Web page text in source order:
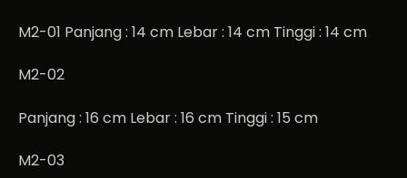
M2-01 Panjang : 14 cm Lebar : 14 cm Tinggi : 14 cm
M2-02
Panjang : 16 cm Lebar : 16 cm Tinggi : 15 cm
M2-03